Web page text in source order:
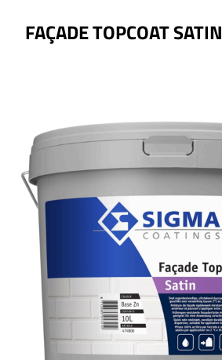
FAÇADE TOPCOAT SATIN